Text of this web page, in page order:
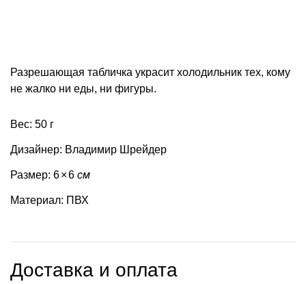
Разрешающая табличка украсит холодильник тех, кому
не жалко ни еды, ни фигуры.
Вес: 50 г
Дизайнер: Владимир Шрейдер
Размер: 6×6 см
Материал: ПВХ
Доставка и оплата